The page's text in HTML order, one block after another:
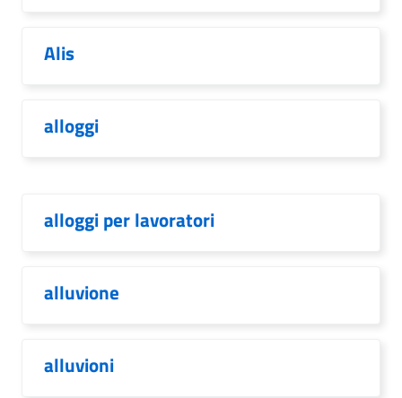
Alis
alloggi
alloggi per lavoratori
alluvione
alluvioni